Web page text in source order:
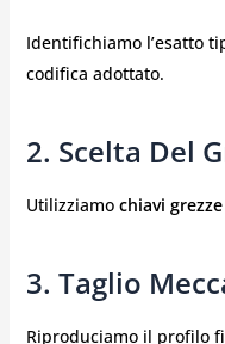
Identifichiamo l’esatto
codifica adottato.
2. Scelta Del
Utilizziamo chiavi
3. Taglio
Riproduciamo il profilo